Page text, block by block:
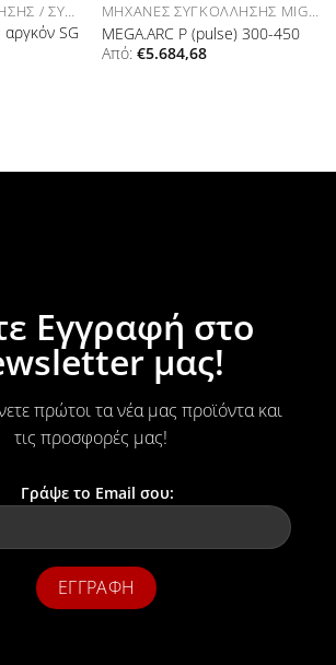
ΣΎΡΜΑΤΑ ΣΥΓΚΌΛΛΗΣΗΣ / ΣΎΡΜΑ MIG
SG
ΜΗΧΑΝΈΣ ΣΥΓΚΌΛΛΗΣΗΣ MIG-MAG (PULSE WELDING MACHINES)
MEGA.ARC P (pulse) 300-450
Από: €5.684,68
Εγγραφή στο
μας!
πρώτοι τα νέα μας προϊόντα και
τις προσφορές μας!
Γράψε το Email σου: